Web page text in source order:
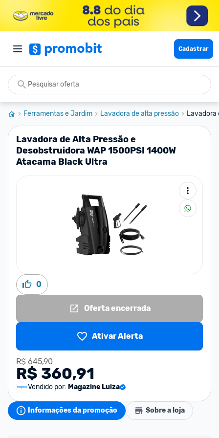
Cadastrar
Ferramentas e Jardim Lavadora de alta pressão Lavadora
Lavadora de Alta Pressão e
Desobstruidora WAP 1500PSI 1400W
Atacama Black Ultra
0
Oferta encerrada
Ativar Alerta
R$ 645,90
R$ 360,91
Vendido por: Magazine Luiza
Informações da promoção Sobre a loja